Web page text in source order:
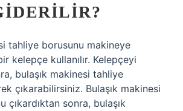
tahliye borusunu makineye
kelepçe kullanılır. Kelepçeyi
bulaşık makinesi tahliye
çıkarabilirsiniz. Bulaşık makinesi
çıkardıktan sonra, bulaşık